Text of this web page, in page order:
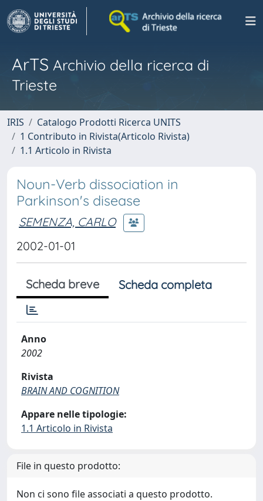
ArTS Archivio della ricerca di
Trieste
IRIS
Catalogo Prodotti Ricerca UNITS
1 Contributo in Rivista(Articolo Rivista)
1.1 Articolo in Rivista
Noun-Verb dissociation in
Parkinson's disease
SEMENZA, CARLO
2002-01-01
Scheda breve Scheda completa
Anno
2002
Rivista
BRAIN AND COGNITION
Appare nelle tipologie:
1.1 Articolo in Rivista
File in questo prodotto:
Non ci sono file associati a questo prodotto.